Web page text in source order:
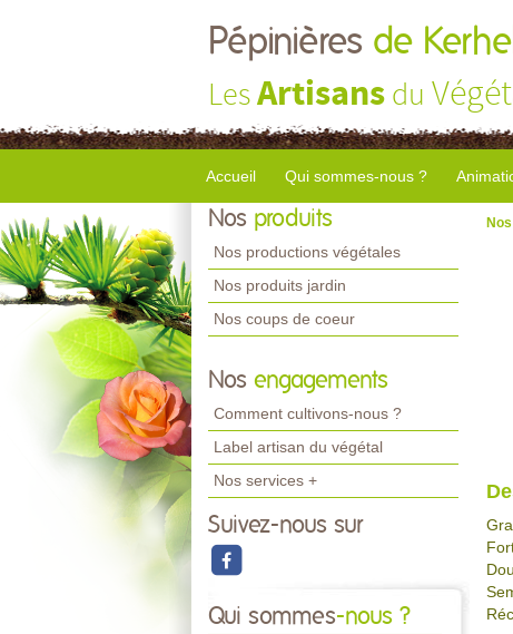
Pépinières de
LesArtisans du
Accueil Qui sommes-nous ?
Nos produits
Nos productions végétales
Nos produits jardin
Nos coups de coeur
Nos engagements
Comment cultivons-nous ?
Label artisan du végétal
Nos services +
Suivez-nous sur
Qui sommes-nous ?